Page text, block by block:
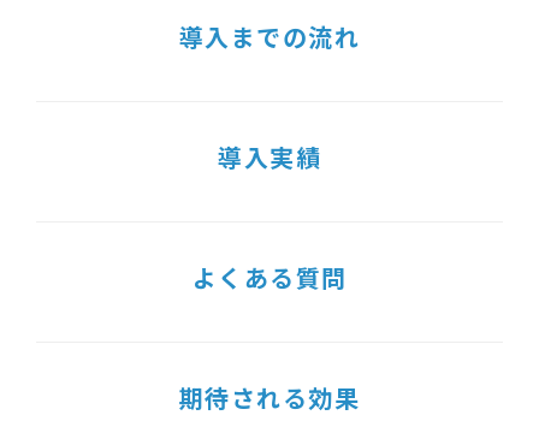
導入までの流れ
導入実績
よくある質問
期待される効果